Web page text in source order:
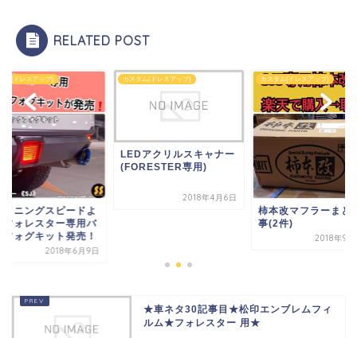
RELATED POST
ム(ドレスアップ)
アクリルスキャナー
専用)
2018年4月6日
カスタム(ドレスアップ) カスタム(ドレスアップ)
シャイニングスピー
り、フォレスター専
ックフォグキット発
★車ネタ30記事目★松印エンブレムフィ
ルム★フォレスター 用★